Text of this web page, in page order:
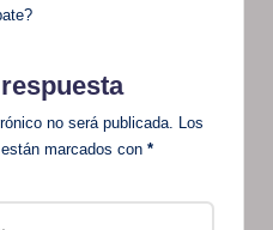
no será publicada. Los
marcados con *